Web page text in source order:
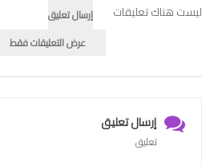
ليست هناك تعليقات
إرسال تعليق
عرض التعليقات فقط
إرسال تعليق
تعليق